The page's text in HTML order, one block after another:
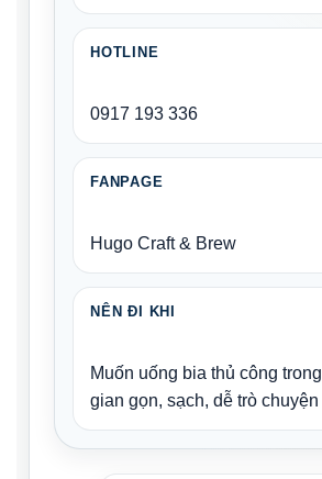
HOTLINE
0917 193 336
FANPAGE
Hugo Craft & Brew
NÊN ĐI KHI
Muốn uống bia thủ công
gian gọn, sạch, dễ trò chuyện